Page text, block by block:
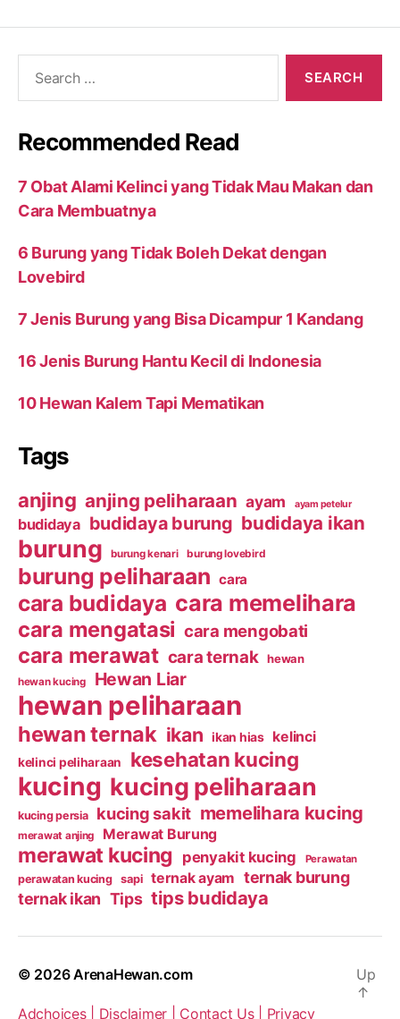
Recommended Read
7 Obat Alami Kelinci yang Tidak Mau Makan dan
Cara Membuatnya
6 Burung yang Tidak Boleh Dekat dengan
Lovebird
7 Jenis Burung yang Bisa Dicampur 1 Kandang
16 Jenis Burung Hantu Kecil di Indonesia
10 Hewan Kalem Tapi Mematikan
Tags
anjing anjing peliharaan ayam ayam petelur
budidaya budidaya burung budidaya ikan
burung burung kenari burung lovebird
burung peliharaan cara
cara budidaya cara memelihara
cara mengatasi cara mengobati
cara merawat cara ternak hewan
hewan kucing Hewan Liar
hewan peliharaan
hewan ternak ikan ikan hias kelinci
kelinci peliharaan kesehatan kucing
kucing kucing peliharaan
kucing persia kucing sakit memelihara kucing
merawat anjing Merawat Burung
merawat kucing penyakit kucing Perawatan
perawatan kucing sapi ternak ayam ternak burung
ternak ikan Tips tips budidaya
© 2026ArenaHewan.com
Adchoices | Disclaimer | Contact Us | Privacy
Up
↑